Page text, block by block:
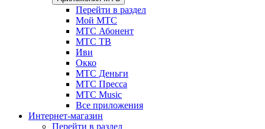
Перейти в раздел
Мой МТС
МТС Абонент
МТС ТВ
Иви
Окко
МТС Деньги
МТС Пресса
МТС Music
Все приложения
Интернет-магазин
Перейти в раздел